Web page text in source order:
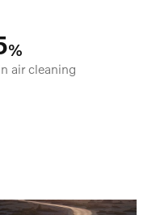
%
air cleaning